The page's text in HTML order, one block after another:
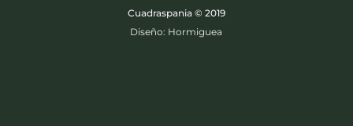
Cuadraspania © 2019
Diseño: Hormiguea